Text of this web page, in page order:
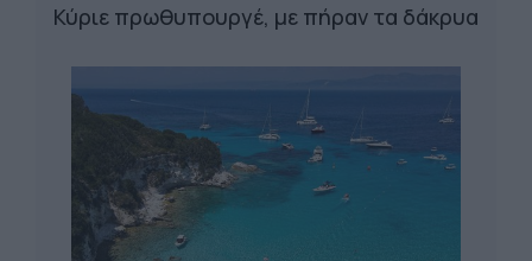
Κύριε πρωθυπουργέ, με πήραν τα δάκρυα